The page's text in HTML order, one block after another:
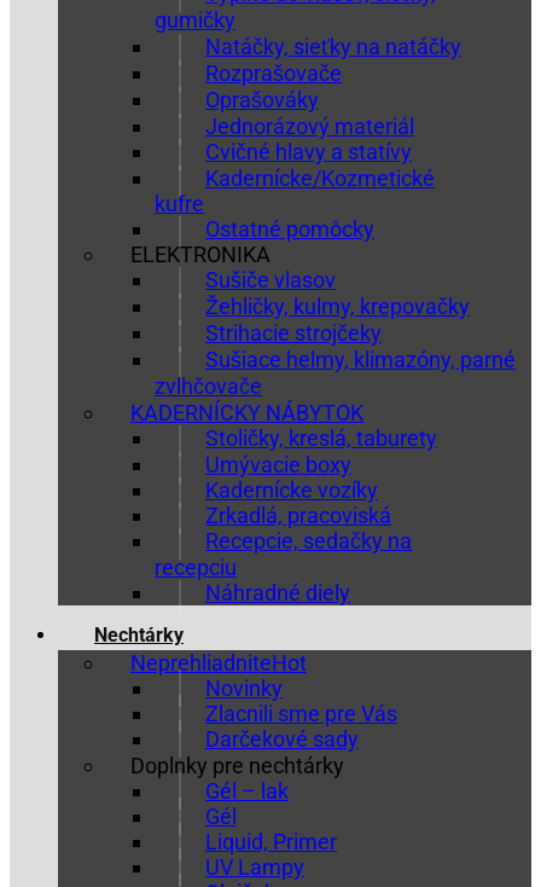
gumičky
Natáčky, sieťky na natáčky
Rozprašovače
Oprašováky
Jednorázový materiál
Cvičné hlavy a statívy
Kadernícke/Kozmetické
kufre
Ostatné pomôcky
ELEKTRONIKA
Sušiče vlasov
Žehličky, kulmy, krepovačky
Strihacie strojčeky
Sušiace helmy, klimazóny, parné
zvlhčovače
KADERNÍCKY NÁBYTOK
Stoličky, kreslá, taburety
Umývacie boxy
Kadernícke vozíky
Zrkadlá, pracoviská
Recepcie, sedačky na
recepciu
Náhradné diely
Nechtárky
Neprehliadnite
Novinky
Zlacnili sme pre Vás
Darčekové sady
Doplnky pre nechtárky
Gél – lak
Gél
Liquid, Primer
UV Lampy